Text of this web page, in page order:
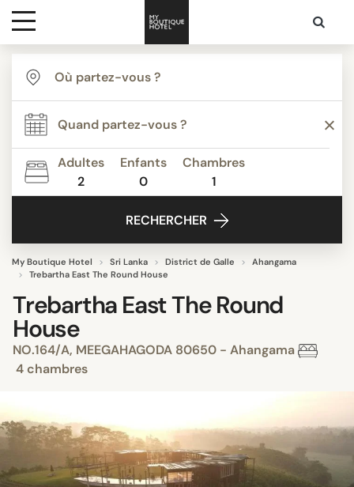
Destinations
Inspiration
Media
Adultes
2
Enfants
0
Chambres
1
RECHERCHER
My Boutique Hotel Sri Lanka District de Galle
Ahangama
Trebartha East The Round House
Trebartha East The Round
House
NO.164/A, MEEGAHAGODA 80650 - Ahangama
4 chambres